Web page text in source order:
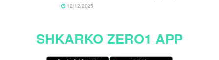
12/12/2025
SHKARKO ZERO1 APP